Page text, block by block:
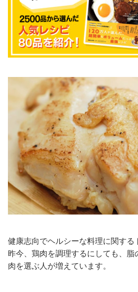
健康志向でヘルシーな料理に関する
昨今、鶏肉を調理するにしても、脂
肉を選ぶ人が増えています。